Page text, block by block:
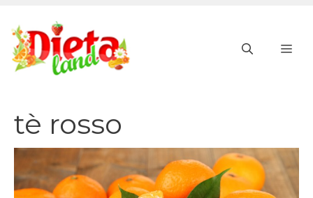
contenuto
tè rosso